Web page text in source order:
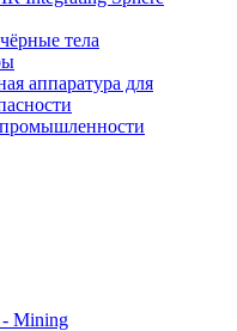
тела
аппаратура для
- Mining